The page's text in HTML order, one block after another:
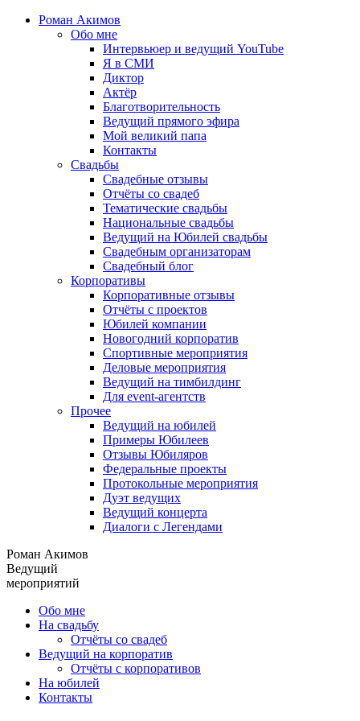
Роман Акимов
Обо мне
Интервьюер и ведущий YouTube
Я в СМИ
Диктор
Актёр
Благотворительность
Ведущий прямого эфира
Мой великий папа
Контакты
Свадьбы
Свадебные отзывы
Отчёты со свадеб
Тематические свадьбы
Национальные свадьбы
Ведущий на Юбилей свадьбы
Свадебным организаторам
Свадебный блог
Корпоративы
Корпоративные отзывы
Отчёты с проектов
Юбилей компании
Новогодний корпоратив
Спортивные мероприятия
Деловые мероприятия
Ведущий на тимбилдинг
Для event-агентств
Прочее
Ведущий на юбилей
Примеры Юбилеев
Отзывы Юбиляров
Федеральные проекты
Протокольные мероприятия
Дуэт ведущих
Ведущий концерта
Диалоги с Легендами
Роман Акимов
Ведущий
мероприятий
Обо мне
На свадьбу
Отчёты со свадеб
Ведущий на корпоратив
Отчёты с корпоративов
На юбилей
Контакты